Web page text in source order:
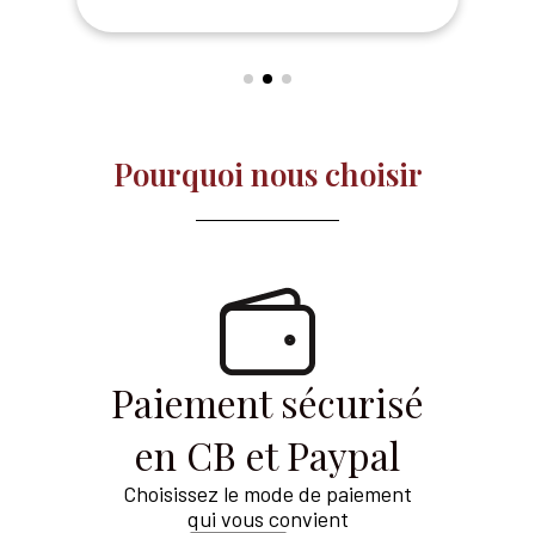
Pourquoi nous choisir​
Paiement sécurisé
en CB et Paypal
Choisissez le mode de paiement
qui vous convient